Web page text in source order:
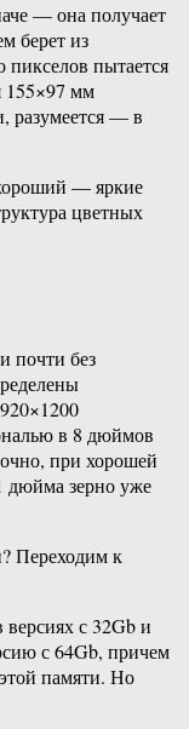
— она получает
берет из
пытается
155×97 мм
разумеется — в
— яркие
цветных
почти без
в 8 дюймов
при хорошей
дюйма зерно уже
Переходим к
с 32Gb и
с 64Gb, причем
памяти. Но